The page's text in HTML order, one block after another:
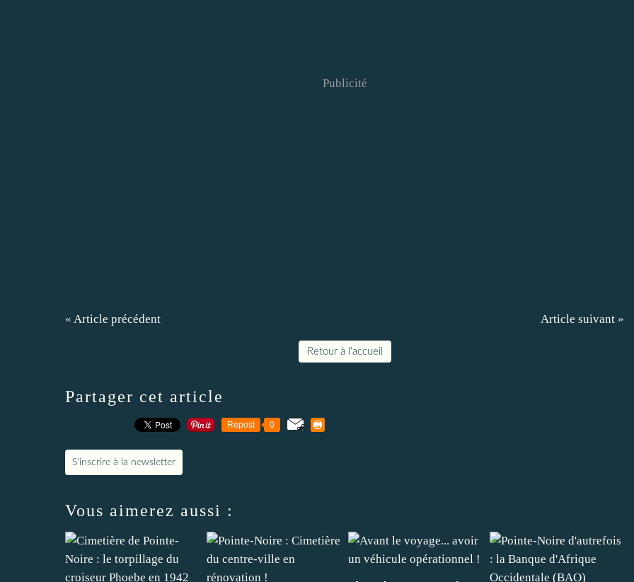
Publicité
« Article précédent Article suivant »
Retour à l'accueil
Partager cet article
Repost 0
S'inscrire à la newsletter
Vous aimerez aussi :